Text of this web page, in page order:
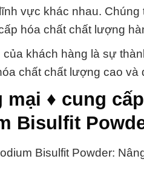
vực khác nhau.
hóa chất chất lượng
khách hàng là sự
chất chất lượng cao
♦ cung
Bisulfit
Bisulfit Powder: